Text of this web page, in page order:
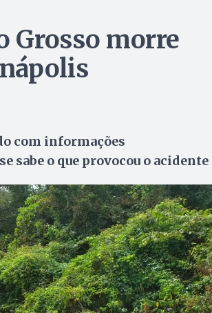
Grosso morre
com informações
sabe o que provocou o acidente